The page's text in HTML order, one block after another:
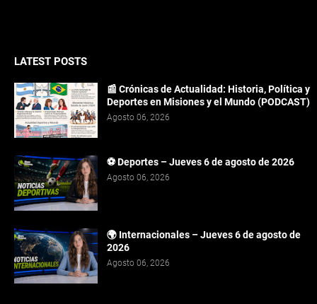
LATEST POSTS
📰 Crónicas de Actualidad: Historia, Política y
Deportes en Misiones y el Mundo (PODCAST)
Agosto 06, 2026
⚽ Deportes – Jueves 6 de agosto de 2026
Agosto 06, 2026
🌍 Internacionales – Jueves 6 de agosto de
2026
Agosto 06, 2026